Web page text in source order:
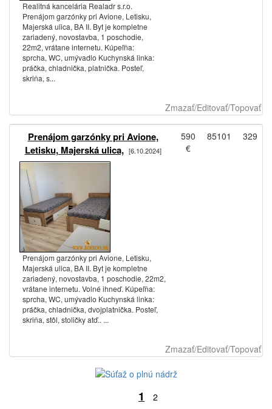
Realitná kancelária Realadr s.r.o.
Prenájom garzónky pri Avione, Letisku,
Majerská ulica, BA II. Byt je kompletne
zariadený, novostavba, 1 poschodie,
22m2, vrátane internetu. Kúpeľňa:
sprcha, WC, umývadlo Kuchynská linka:
práčka, chladnička, platnička. Posteľ,
skriňa, s...
Zmazať/Editovať/Topovať
Prenájom garzónky pri Avione,
Letisku, Majerská ulica, [6.10.2024]
Prenájom garzónky pri Avione, Letisku,
Majerská ulica, BA II. Byt je kompletne
zariadený, novostavba, 1 poschodie, 22m2,
vrátane internetu. Volné ihneď. Kúpeľňa:
sprcha, WC, umývadlo Kuchynská linka:
práčka, chladnička, dvojplatnička. Posteľ,
skriňa, stôl, stoličky atď.. ...
590
€
85101 329
Zmazať/Editovať/Topovať
1 2